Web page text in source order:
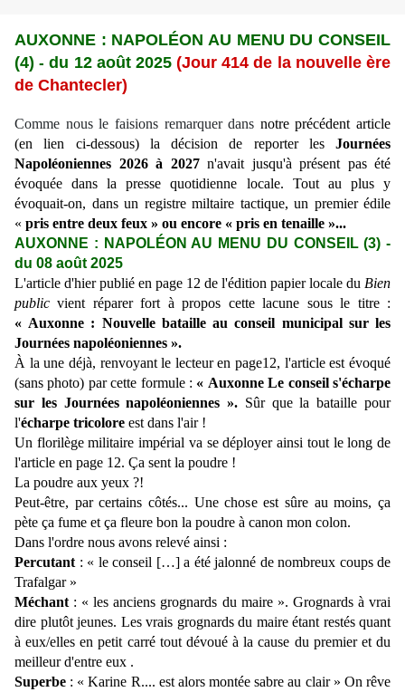
AUXONNE : NAPOLÉON AU MENU DU CONSEIL
(4) -du 12 août 2025(Jour 414 de la nouvelle ère
de Chantecler)
Comme nous le faisions remarquer dans notre précédent article
(en lien ci-dessous) la décision de reporter les Journées
Napoléoniennes 2026 à 2027 n'avait jusqu'à présent pas été
évoquée dans la presse quotidienne locale. Tout au plus y
évoquait-on, dans un registre miltaire tactique, un premier édile
« pris entre deux feux » ou encore « pris en tenaille »...
AUXONNE : NAPOLÉON AU MENU DU CONSEIL (3) -
du 08 août 2025
L'article d'hier publié en page 12 de l'édition papier locale du Bien
public vient réparer fort à propos cette lacune sous le titre :
« Auxonne : Nouvelle bataille au conseil municipal sur les
Journées napoléoniennes ».
À la une déjà, renvoyant le lecteur en page12, l'article est évoqué
(sans photo) par cette formule : « Auxonne Le conseil s'écharpe
sur les Journées napoléoniennes ». Sûr que la bataille pour
l'écharpe tricolore est dans l'air !
Un florilège militaire impérial va se déployer ainsi tout le long de
l'article en page 12. Ça sent la poudre !
La poudre aux yeux ?!
Peut-être, par certains côtés... Une chose est sûre au moins, ça
pète ça fume et ça fleure bon la poudre à canon mon colon.
Dans l'ordre nous avons relevé ainsi :
Percutant : « le conseil […] a été jalonné de nombreux coups de
Trafalgar »
Méchant : « les anciens grognards du maire ». Grognards à vrai
dire plutôt jeunes. Les vrais grognards du maire étant restés quant
à eux/elles en petit carré tout dévoué à la cause du premier et du
meilleur d'entre eux .
Superbe : « Karine R.... est alors montée sabre au clair » On rêve